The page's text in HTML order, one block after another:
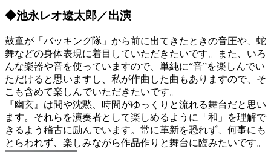
◆池永レオ遼太郎／出演
鼓童が「バッキング隊」から前に出てきたときの音圧や、蛇
舞などの身体表現に着目していただきたいです。また、いろ
んな楽器や音を使っていますので、単純に“音”を楽しんでい
ただけると思いますし、私が作曲した曲もありますので、そ
こも含めて楽しんでいただきたいです。
『幽玄』は間や沈黙、時間がゆっくりと流れる舞台だと思い
ます。それらを演奏者として楽しめるように「和」を理解で
きるよう稽古に励んでいます。常に革新を恐れず、何事にも
とらわれず、楽しみながら作品作りと舞台に臨みたいです。